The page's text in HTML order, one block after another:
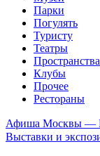
Парки
Погулять
Туристу
Театры
Пространства
Клубы
Прочее
Рестораны
Афиша Москвы —
Выставки и